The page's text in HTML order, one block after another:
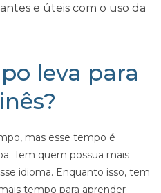
e úteis com o uso da
leva para
mas esse tempo é
Tem quem possua mais
idioma. Enquanto isso, tem
tempo para aprender